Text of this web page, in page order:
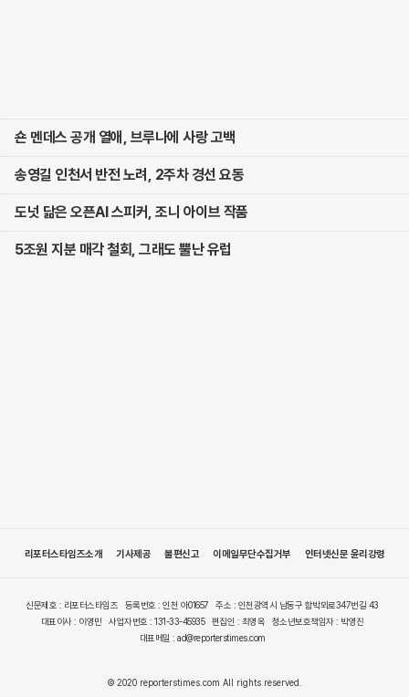
숀 멘데스 공개 열애, 브루나에 사랑 고백
송영길 인천서 반전 노려, 2주차 경선 요동
도넛 닮은 오픈AI 스피커, 조니 아이브 작품
5조원 지분 매각 철회, 그래도 뿔난 유럽
리포터스타임즈소개 기사제공 불편신고 이메일무단수집거부 인터넷신문 윤리강령
신문제호 : 리포터스타임즈 등록번호 : 인천 아01657
주소 : 인천광역시 남동구 함박뫼로347번길 43
대표이사 : 이영민
사업자번호 : 131-33-45935 편집인 : 최영옥
청소년보호책임자 : 박영진
대표메일 : ad@reporterstimes.com
© 2020 reporterstimes.com All rights reserved.